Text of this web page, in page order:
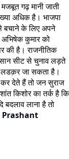
गढ़ मानी जाती
अधिक है। भाजपा
बचाने के लिए अपने
अभिषेक कुमार को
की है। राजनीतिक
सीट से चुनाव लड़ते
लडक़र जा सकता है।
देते हैं तो जन सुराज
किशोर का तर्क है कि
बदलाव लाना है तो
Prashant